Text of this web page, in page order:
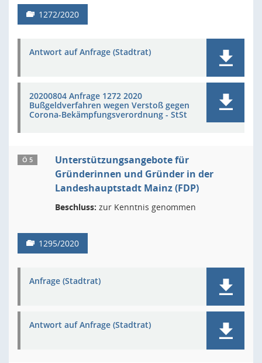
1272/2020
Antwort auf Anfrage (Stadtrat)
20200804 Anfrage 1272 2020
Bußgeldverfahren wegen Verstoß gegen
Corona-Bekämpfungsverordnung - StSt
Ö 5
Unterstützungsangebote für
Gründerinnen und Gründer in der
Landeshauptstadt Mainz (FDP)
Beschluss: zur Kenntnis genommen
1295/2020
Anfrage (Stadtrat)
Antwort auf Anfrage (Stadtrat)